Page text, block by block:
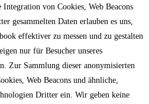
von Cookies, Web Beacons
gesammelten Daten erlauben es uns,
effektiver zu messen und zu gestalten
nur für Besucher unseres
Zur Sammlung dieser anonymisierten
Web Beacons und ähnliche,
Dritter ein. Wir geben keine